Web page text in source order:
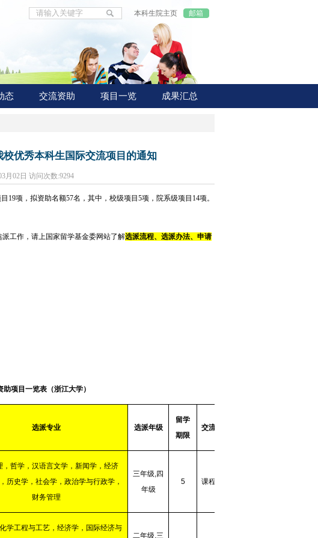
本科生院主页 邮箱
态 交流资助 项目一览 成果汇总
优秀本科生国际交流项目的通知
月02日 访问次数:9294
项，拟资助名额57名，其中，校级项目5项，院系级项目14项。
工作，请上国家留学基金委网站了解选派流程、选派办法、申请
项目一览表（浙江大学）
选派专业 选派年级
留学
期限
交流形式
，哲学，汉语言文学，新闻学，经济
历史学，社会学，政治学与行政学，
财务管理
三年级,四
年级
5 课程学习
学工程与工艺，经济学，国际经济与
二年级,三